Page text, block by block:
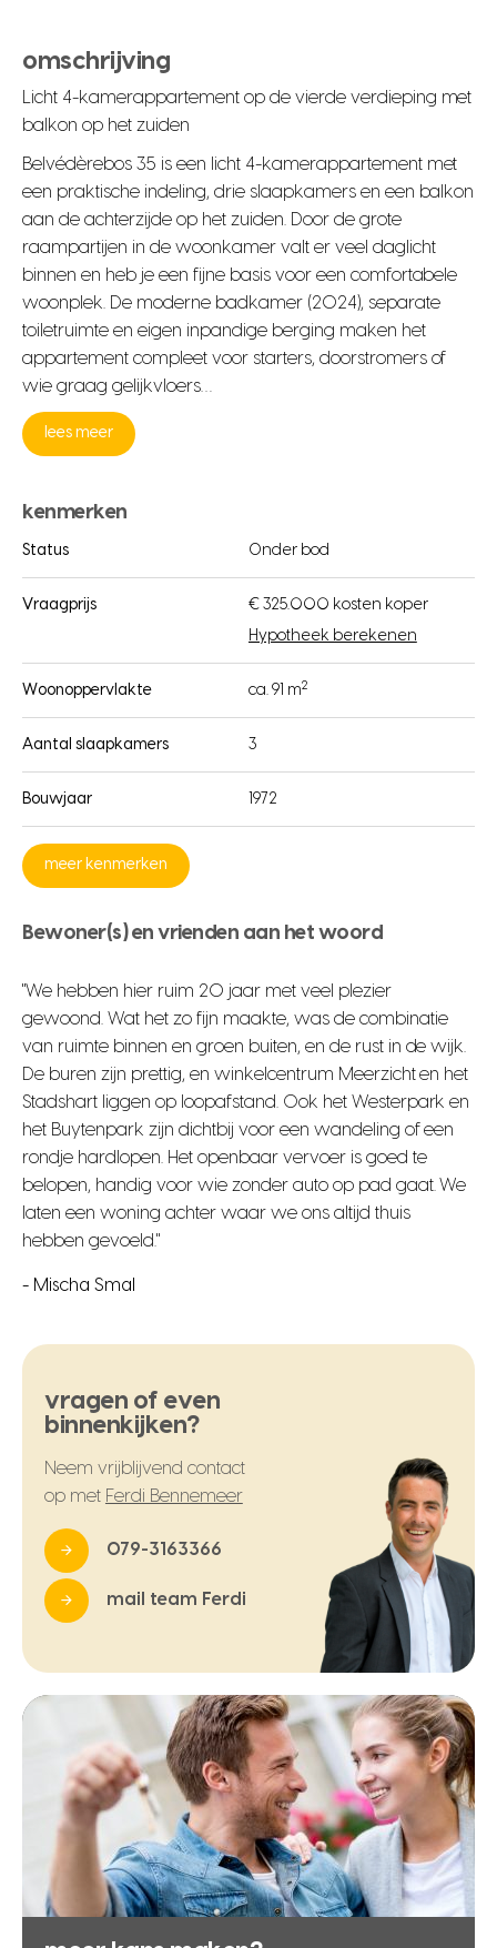
omschrijving
Licht 4-kamerappartement op de vierde verdieping met
balkon op het zuiden
Belvédèrebos 35 is een licht 4-kamerappartement met
een praktische indeling, drie slaapkamers en een balkon
aan de achterzijde op het zuiden. Door de grote
raampartijen in de woonkamer valt er veel daglicht
binnen en heb je een fijne basis voor een comfortabele
woonplek. De moderne badkamer (2024), separate
toiletruimte en eigen inpandige berging maken het
appartement compleet voor starters, doorstromers of
wie graag gelijkvloers…
lees meer
kenmerken
Status Onder bod
Vraagprijs
€ 325.000 kosten koper
Hypotheek berekenen
Woonoppervlakte ca. 91 m2
Aantal slaapkamers 3
Bouwjaar 1972
meer kenmerken
Bewoner(s) en vrienden aan het woord
"We hebben hier ruim 20 jaar met veel plezier
gewoond. Wat het zo fijn maakte, was de combinatie
van ruimte binnen en groen buiten, en de rust in de wijk.
De buren zijn prettig, en winkelcentrum Meerzicht en het
Stadshart liggen op loopafstand. Ook het Westerpark en
het Buytenpark zijn dichtbij voor een wandeling of een
rondje hardlopen. Het openbaar vervoer is goed te
belopen, handig voor wie zonder auto op pad gaat. We
laten een woning achter waar we ons altijd thuis
hebben gevoeld."
- Mischa Smal
vragen of even
binnenkijken?
Neem vrijblijvend contact
op met Ferdi Bennemeer
079-3163366
mail team Ferdi